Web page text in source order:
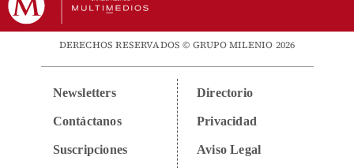
DERECHOS RESERVADOS © GRUPO MILENIO 2026
Newsletters
Contáctanos
Suscripciones
Directorio
Privacidad
Aviso Legal